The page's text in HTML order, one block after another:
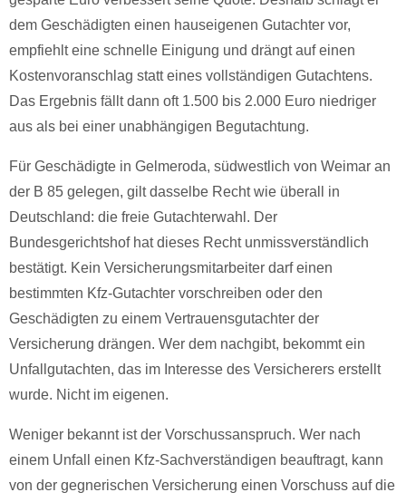
dem Geschädigten einen hauseigenen Gutachter vor,
empfiehlt eine schnelle Einigung und drängt auf einen
Kostenvoranschlag statt eines vollständigen Gutachtens.
Das Ergebnis fällt dann oft 1.500 bis 2.000 Euro niedriger
aus als bei einer unabhängigen Begutachtung.
Für Geschädigte in Gelmeroda, südwestlich von Weimar an
der B 85 gelegen, gilt dasselbe Recht wie überall in
Deutschland: die freie Gutachterwahl. Der
Bundesgerichtshof hat dieses Recht unmissverständlich
bestätigt. Kein Versicherungsmitarbeiter darf einen
bestimmten Kfz-Gutachter vorschreiben oder den
Geschädigten zu einem Vertrauensgutachter der
Versicherung drängen. Wer dem nachgibt, bekommt ein
Unfallgutachten, das im Interesse des Versicherers erstellt
wurde. Nicht im eigenen.
Weniger bekannt ist der Vorschussanspruch. Wer nach
einem Unfall einen Kfz-Sachverständigen beauftragt, kann
von der gegnerischen Versicherung einen Vorschuss auf die